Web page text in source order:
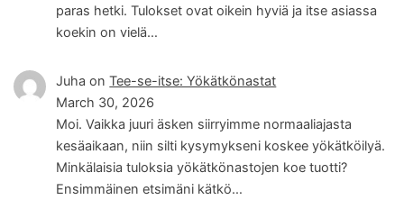
paras hetki. Tulokset ovat oikein hyviä ja itse asiassa
koekin on vielä…
Juha onTee-se-itse: Yökätkönastat
March 30, 2026
Moi. Vaikka juuri äsken siirryimme normaaliajasta
kesäaikaan, niin silti kysymykseni koskee yökätköilyä.
Minkälaisia tuloksia yökätkönastojen koe tuotti?
Ensimmäinen etsimäni kätkö…